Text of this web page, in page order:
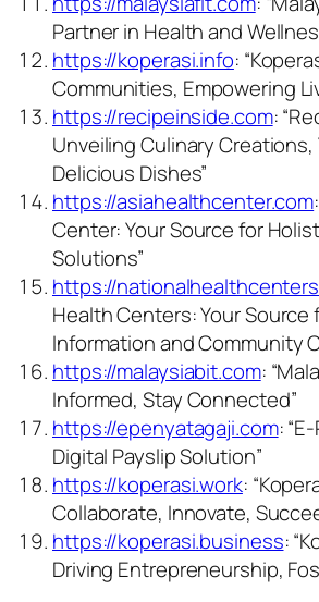
Partner in Health and
https://koperasi.info:
Communities, Empowering
https://recipeinside.com:
Unveiling Culinary Creations,
Delicious Dishes”
https://asiahealthcenter.com
Center: Your Source for
Solutions”
https://
Health Centers: Your Source
Information and Community
https://malaysiabit.com:
Informed, Stay Connected”
https://epenyatagaji.com:
Digital Payslip Solution”
https://koperasi.work:
Collaborate, Innovate,
https://koperasi.business:
Driving Entrepreneurship,